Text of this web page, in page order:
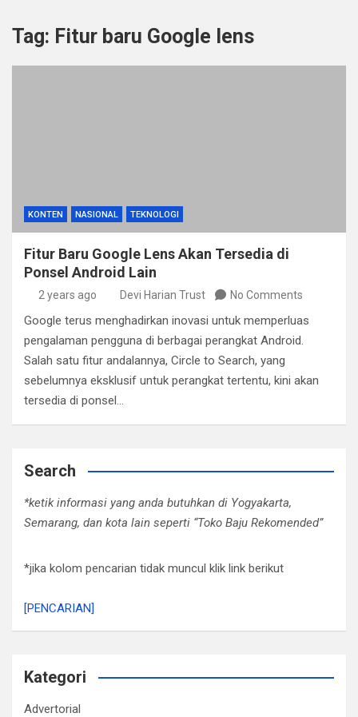
Tag: Fitur baru Google lens
KONTEN NASIONAL TEKNOLOGI
Fitur Baru Google Lens Akan Tersedia di
Ponsel Android Lain
2 years ago Devi Harian Trust No Comments
Google terus menghadirkan inovasi untuk memperluas
pengalaman pengguna di berbagai perangkat Android.
Salah satu fitur andalannya, Circle to Search, yang
sebelumnya eksklusif untuk perangkat tertentu, kini akan
tersedia di ponsel…
Search
*ketik informasi yang anda butuhkan di Yogyakarta,
Semarang, dan kota lain seperti “Toko Baju Rekomended”
*jika kolom pencarian tidak muncul klik link berikut
[PENCARIAN]
Kategori
Advertorial